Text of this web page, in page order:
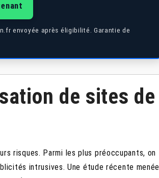
envoyée après éligibilité. Garantie de
de sites de
risques. Parmi les plus préoccupants, on
intrusives. Une étude récente menée